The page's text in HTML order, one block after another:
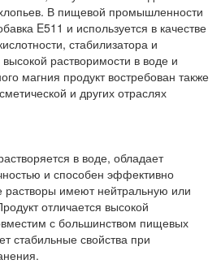
В пищевой промышленности
E511 и используется в качестве
стабилизатора и
растворимости в воде и
магния продукт востребован также
и других отраслях
в воде, обладает
и способен эффективно
растворы имеют нейтральную или
отличается высокой
с большинством пищевых
стабильные свойства при